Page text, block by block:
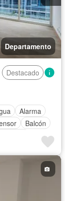
Departamento
Destacado
Alarma
Balcón